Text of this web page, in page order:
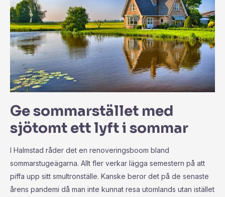
Ge sommarstället med
sjötomt ett lyft i sommar
I Halmstad råder det en renoveringsboom bland
sommarstugeägarna. Allt fler verkar lägga semestern på att
piffa upp sitt smultronställe. Kanske beror det på de senaste
årens pandemi då man inte kunnat resa utomlands utan istället